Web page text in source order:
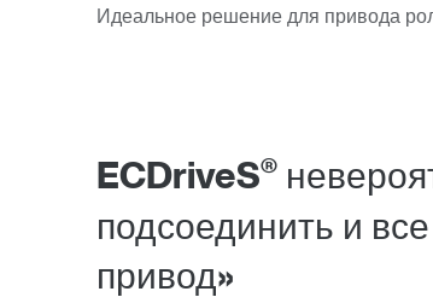
ECDriveS®
подсоединить и
привод»